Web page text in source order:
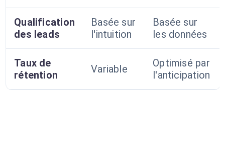
Qualification
des leads
Basée sur
l'intuition
Basée sur
les données
Taux de
rétention
Variable
Optimisé par
l'anticipation